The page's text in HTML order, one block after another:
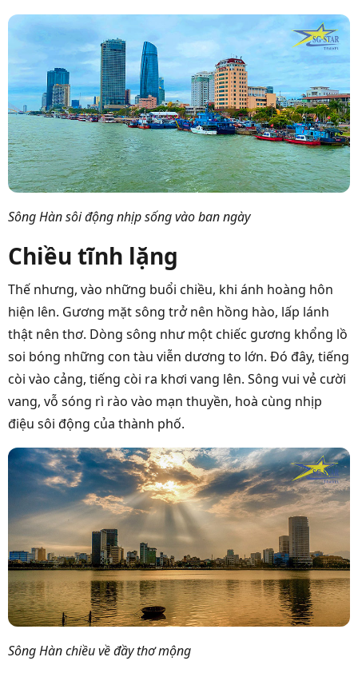
Sông Hàn sôi động nhịp sống vào ban ngày
Chiều tĩnh lặng
Thế nhưng, vào những buổi chiều, khi ánh hoàng hôn
hiện lên. Gương mặt sông trở nên hồng hào, lấp lánh
thật nên thơ. Dòng sông như một chiếc gương khổng lồ
soi bóng những con tàu viễn dương to lớn. Đó đây, tiếng
còi vào cảng, tiếng còi ra khơi vang lên. Sông vui vẻ cười
vang, vỗ sóng rì rào vào mạn thuyền, hoà cùng nhịp
điệu sôi động của thành phố.
Sông Hàn chiều về đầy thơ mộng